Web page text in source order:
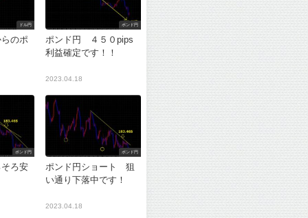
ドル円
のポ
ポンド円
ポンド円 ４５０pips
利益確定です！！
2023.04.18
ポンド円
ろ安
ポンド円
ポンド円ショート 狙
い通り下落中です！
2023.04.18